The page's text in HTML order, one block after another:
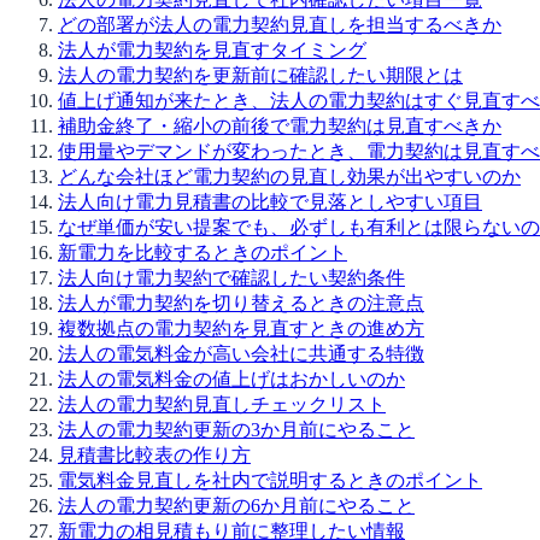
どの部署が法人の電力契約見直しを担当するべきか
法人が電力契約を見直すタイミング
法人の電力契約を更新前に確認したい期限とは
値上げ通知が来たとき、法人の電力契約はすぐ見直す
補助金終了・縮小の前後で電力契約は見直すべきか
使用量やデマンドが変わったとき、電力契約は見直す
どんな会社ほど電力契約の見直し効果が出やすいのか
法人向け電力見積書の比較で見落としやすい項目
なぜ単価が安い提案でも、必ずしも有利とは限らない
新電力を比較するときのポイント
法人向け電力契約で確認したい契約条件
法人が電力契約を切り替えるときの注意点
複数拠点の電力契約を見直すときの進め方
法人の電気料金が高い会社に共通する特徴
法人の電気料金の値上げはおかしいのか
法人の電力契約見直しチェックリスト
法人の電力契約更新の3か月前にやること
見積書比較表の作り方
電気料金見直しを社内で説明するときのポイント
法人の電力契約更新の6か月前にやること
新電力の相見積もり前に整理したい情報